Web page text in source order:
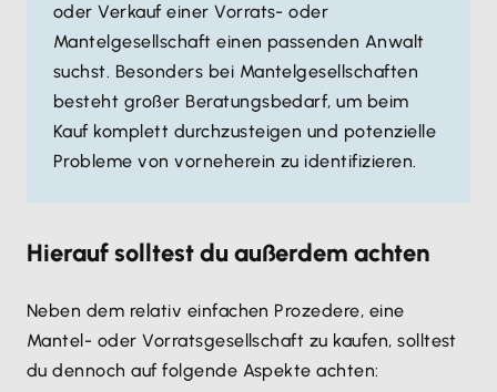
oder Verkauf einer Vorrats- oder
Mantelgesellschaft einen passenden Anwalt
suchst. Besonders bei Mantelgesellschaften
besteht großer Beratungsbedarf, um beim
Kauf komplett durchzusteigen und potenzielle
Probleme von vorneherein zu identifizieren.
Hierauf solltest du außerdem achten
Neben dem relativ einfachen Prozedere, eine
Mantel- oder Vorratsgesellschaft zu kaufen, solltest
du dennoch auf folgende Aspekte achten: